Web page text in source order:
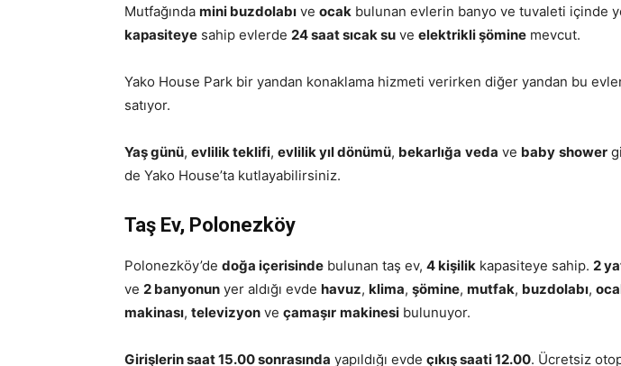
Mutfağında mini buzdolabı ve ocak bulunan evlerin banyo ve tuvaleti içinde
kapasiteye sahip evlerde 24 saat sıcak su ve elektrikli şömine mevcut.
Yako House Park bir yandan konaklama hizmeti verirken diğer yandan bu
satıyor.
Yaş günü, evlilik teklifi, evlilik yıl dönümü, bekarlığa veda ve baby shower
de Yako House’ta kutlayabilirsiniz.
Taş Ev, Polonezköy
Polonezköy’de doğa içerisinde bulunan taş ev, 4 kişilik kapasiteye sahip. 2
ve 2 banyonun yer aldığı evde havuz, klima, şömine, mutfak, buzdolabı,
makinası, televizyon ve çamaşır makinesi bulunuyor.
Girişlerin saat 15.00 sonrasında yapıldığı evde çıkış saati 12.00. Ücretsiz